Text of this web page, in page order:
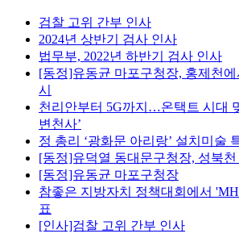
검찰 고위 간부 인사
2024년 상반기 검사 인사
법무부, 2022년 하반기 검사 인사
[동정]유동균 마포구청장, 홍제천
시
천리안부터 5G까지…온택트 시대
변천사’
정 총리 ‘광화문 아리랑’ 설치미술
[동정]유덕열 동대문구청장, 성북
[동정]유동균 마포구청장
참좋은 지방자치 정책대회에서
표
[인사]검찰 고위 간부 인사